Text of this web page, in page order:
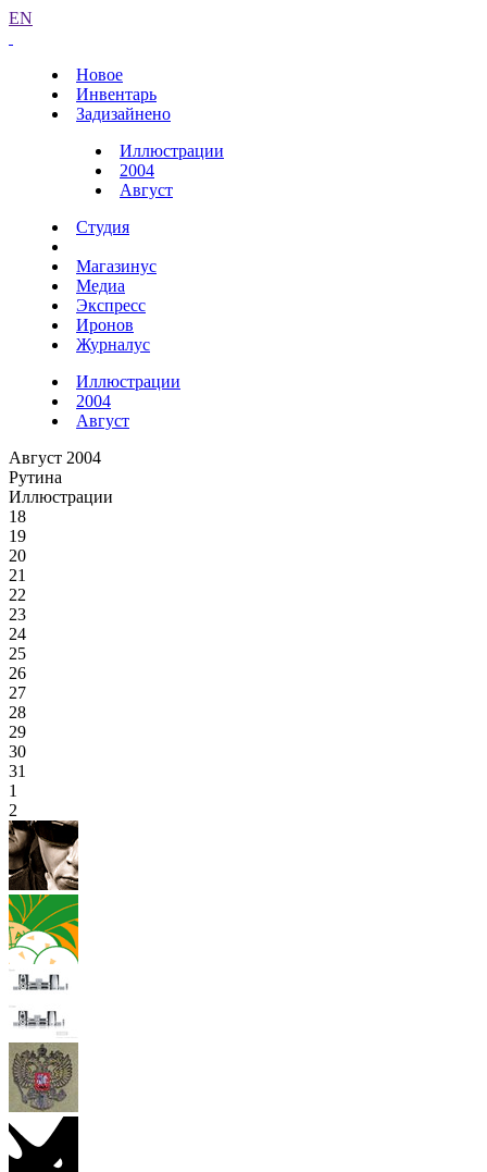
EN
Новое
Инвентарь
Задизайнено
Иллюстрации
2004
Август
Студия
Магазинус
Медиа
Экспресс
Иронов
Журналус
Иллюстрации
2004
Август
Август 2004
Рутина
Иллюстрации
18
19
20
21
22
23
24
25
26
27
28
29
30
31
1
2